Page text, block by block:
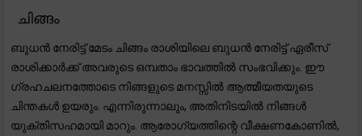
ചിങ്ങം
ബുധൻ നേരിട്ട് മേടം ചിങ്ങം രാശിയിലെ ബുധൻ നേരിട്ട് ഏരീസ്
രാശിക്കാർക്ക് അവരുടെ ഒമ്പതാം ഭാവത്തിൽ സംഭവിക്കും. ഈ
ഗ്രഹചലനത്തോടെ നിങ്ങളുടെ മനസ്സിൽ ആത്മീയതയുടെ
ചിന്തകൾ ഉയരും. എന്നിരുന്നാലും, അതിനിടയിൽ നിങ്ങൾ
യുക്തിസഹമായി മാറും. ആരോഗ്യത്തിന്റെ വീക്ഷണകോണിൽ,